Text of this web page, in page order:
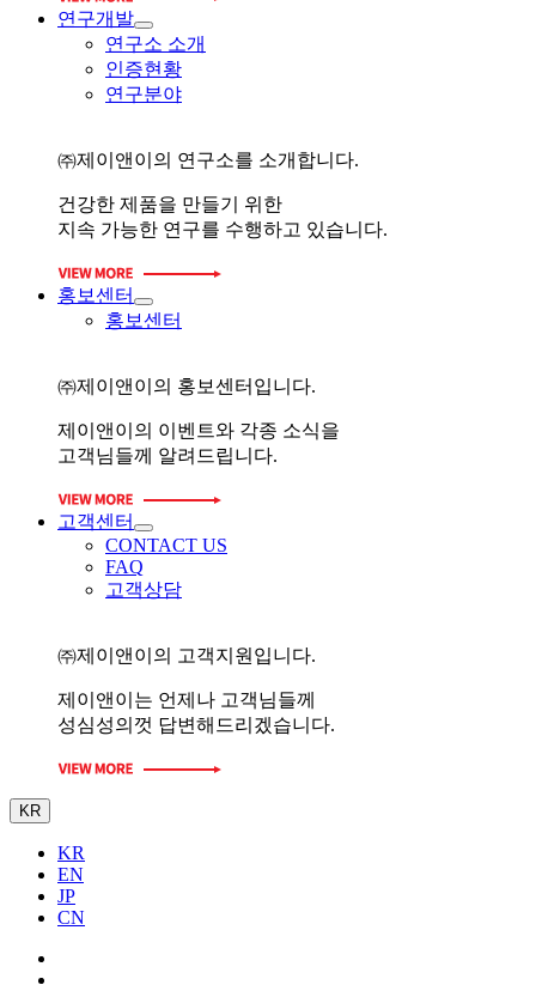
연구개발
연구소 소개
인증현황
연구분야
㈜제이앤이의 연구소를 소개합니다.
건강한 제품을 만들기 위한
지속 가능한 연구를 수행하고 있습니다.
홍보센터
홍보센터
㈜제이앤이의 홍보센터입니다.
제이앤이의 이벤트와 각종 소식을
고객님들께 알려드립니다.
고객센터
CONTACT US
FAQ
고객상담
㈜제이앤이의 고객지원입니다.
제이앤이는 언제나 고객님들께
성심성의껏 답변해드리겠습니다.
KR
KR
EN
JP
CN